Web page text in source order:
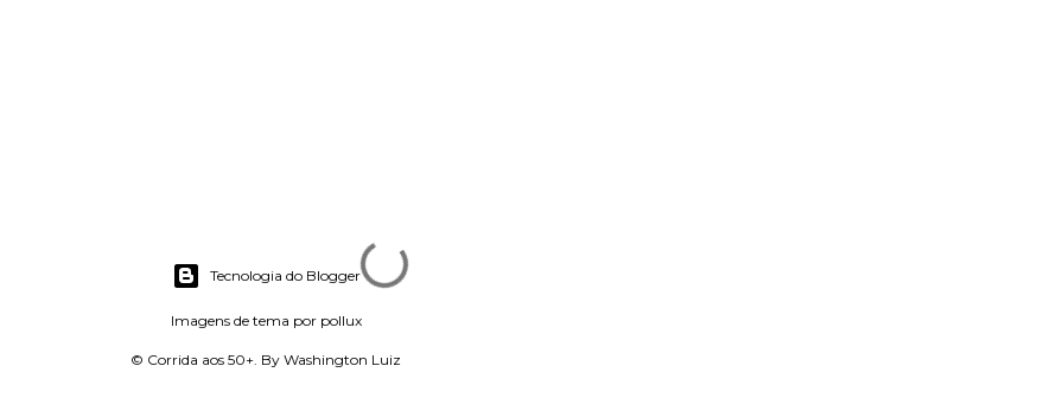
Tecnologia do Blogger
Imagens de tema por pollux
© Corrida aos 50+. By Washington Luiz